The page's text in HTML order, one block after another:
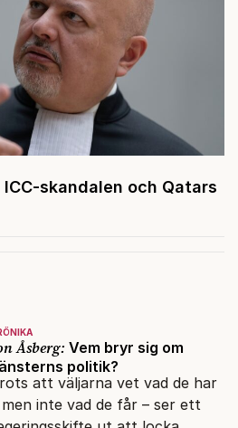
ICC-skandalen och Qatars
Åsberg: Vem bryr sig om
politik?
att väljarna vet vad de har
men inte vad de får – ser ett